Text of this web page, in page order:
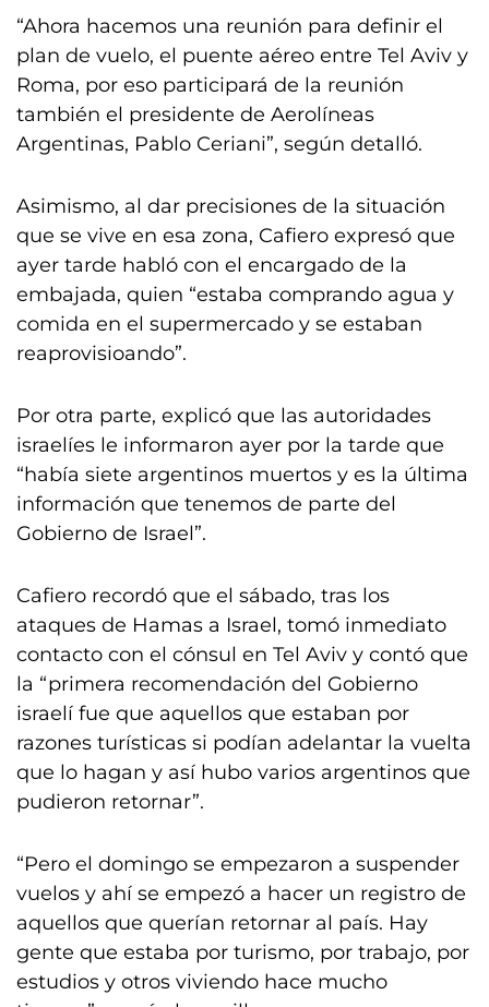
“Ahora hacemos una reunión para definir el
plan de vuelo, el puente aéreo entre Tel Aviv y
Roma, por eso participará de la reunión
también el presidente de Aerolíneas
Argentinas, Pablo Ceriani”, según detalló.
Asimismo, al dar precisiones de la situación
que se vive en esa zona, Cafiero expresó que
ayer tarde habló con el encargado de la
embajada, quien “estaba comprando agua y
comida en el supermercado y se estaban
reaprovisioando”.
Por otra parte, explicó que las autoridades
israelíes le informaron ayer por la tarde que
“había siete argentinos muertos y es la última
información que tenemos de parte del
Gobierno de Israel”.
Cafiero recordó que el sábado, tras los
ataques de Hamas a Israel, tomó inmediato
contacto con el cónsul en Tel Aviv y contó que
la “primera recomendación del Gobierno
israelí fue que aquellos que estaban por
razones turísticas si podían adelantar la vuelta
que lo hagan y así hubo varios argentinos que
pudieron retornar”.
“Pero el domingo se empezaron a suspender
vuelos y ahí se empezó a hacer un registro de
aquellos que querían retornar al país. Hay
gente que estaba por turismo, por trabajo, por
estudios y otros viviendo hace mucho